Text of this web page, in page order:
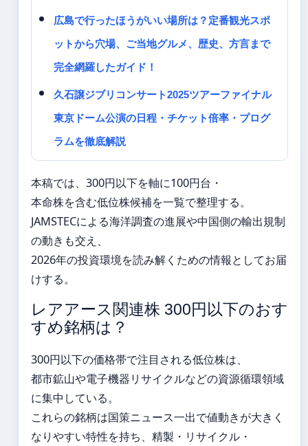
広島で行ったほうがいい場所は？定番観光スポ
ットから穴場、ご当地グルメ、歴史、方言まで
完全網羅したガイド！
久石譲ジブリコンサート2025ツアーファイナル
東京ドーム公演の日程・チケット倍率・プログ
ラムを徹底解説
本稿では、300円以下を軸に100円台・
本命株を含む低位株候補を一覧で整理する。
JAMSTECによる海洋調査の進展や中国側の輸出規制
の動きも交え、
2026年の投資環境を読み解くための情報としてお届
けする。
レアアース関連株 300円以下のおす
すめ銘柄は？
300円以下の価格帯で注目される低位株は、
都市鉱山や電子機器リサイクルなどの資源循環領域
に集中している。
これらの銘柄は国策ニュース一出で値動きが大きく
なりやすい特性を持ち、精製・リサイクル・